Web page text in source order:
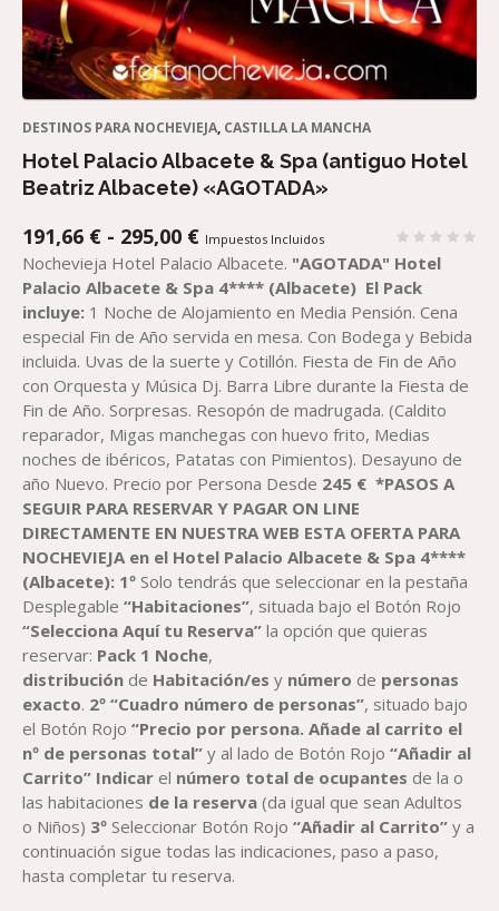
DESTINOS PARA NOCHEVIEJA, CASTILLA LA MANCHA
Hotel Palacio Albacete & Spa (antiguo Hotel
Beatriz Albacete) «AGOTADA»
191,66 € - 295,00 €RANGO
DE
PRECIOS:
DESDE
191,66 €
HASTA
295,00 €
Impuestos Incluidos
Nochevieja Hotel Palacio Albacete. "AGOTADA" Hotel
Palacio Albacete & Spa 4**** (Albacete) El Pack
incluye: 1 Noche de Alojamiento en Media Pensión. Cena
especial Fin de Año servida en mesa. Con Bodega y Bebida
incluida. Uvas de la suerte y Cotillón. Fiesta de Fin de Año
con Orquesta y Música Dj. Barra Libre durante la Fiesta de
Fin de Año. Sorpresas. Resopón de madrugada. (Caldito
reparador, Migas manchegas con huevo frito, Medias
noches de ibéricos, Patatas con Pimientos). Desayuno de
año Nuevo. Precio por Persona Desde 245 € *PASOS A
SEGUIR PARA RESERVAR Y PAGAR ON LINE
DIRECTAMENTE EN NUESTRA WEB ESTA OFERTA PARA
NOCHEVIEJA en el Hotel Palacio Albacete & Spa 4****
(Albacete): 1ºSolo tendrás que seleccionar en la pestaña
Desplegable“Habitaciones”, situada bajo el Botón Rojo
“Selecciona Aquí tu Reserva” la opción que quieras
reservar: Pack 1 Noche,
distribución de Habitación/es y número de personas
exacto. 2º “Cuadro número de personas”, situado bajo
el Botón Rojo“Precio por persona. Añade al carrito el
nº de personas total”y al lado de Botón Rojo“Añadir al
Carrito” Indicar el número total de ocupantes de la o
las habitaciones de la reserva (da igual que sean Adultos
o Niños) 3º Seleccionar Botón Rojo“Añadir al Carrito” y a
continuación sigue todas las indicaciones, paso a paso,
hasta completar tu reserva.